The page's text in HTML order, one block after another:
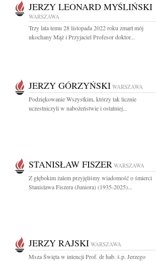
JERZY LEONARD MYŚLIŃSKI
WARSZAWA
Trzy lata temu 28 listopada 2022 roku zmarł mój
ukochany Mąż i Przyjaciel Profesor doktor...
JERZY GÓRZYŃSKI WARSZAWA
Podziękowanie Wszystkim, którzy tak licznie
uczestniczyli w nabożeństwie i ostatniej...
STANISŁAW FISZER WARSZAWA
Z głębokim żalem przyjęliśmy wiadomość o śmierci
Stanisława Fiszera (Juniora) (1935-2025)...
JERZY RAJSKI WARSZAWA
Msza Święta w intencji Prof. dr hab. ś.p. Jerzego